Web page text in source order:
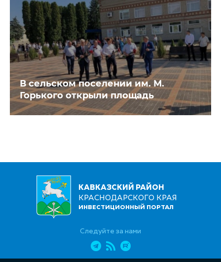
В сельском поселении им. М.
Горького открыли площадь
КАВКАЗСКИЙ РАЙОН
КРАСНОДАРСКОГО КРАЯ
ИНВЕСТИЦИОННЫЙ ПОРТАЛ
Следуйте за нами